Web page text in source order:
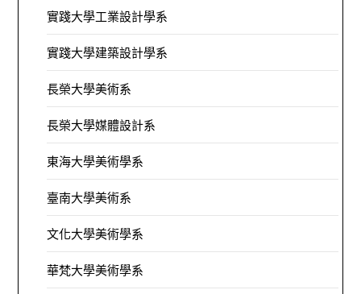
實踐大學工業設計學系
實踐大學建築設計學系
長榮大學美術系
長榮大學媒體設計系
東海大學美術學系
臺南大學美術系
文化大學美術學系
華梵大學美術學系